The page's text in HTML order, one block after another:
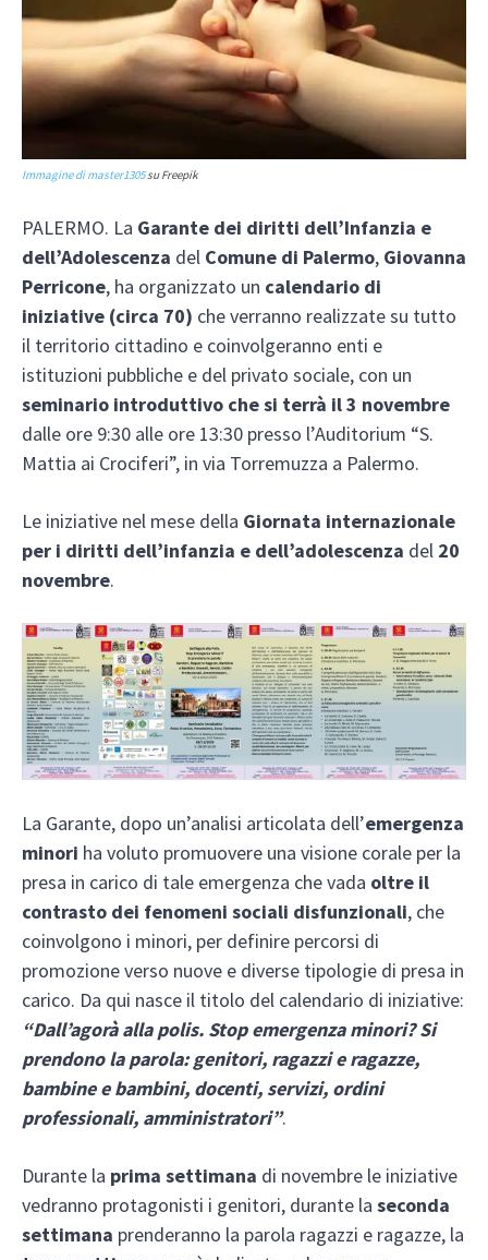
Immagine di master1305su Freepik
PALERMO. La Garante dei diritti dell’Infanzia e
dell’Adolescenza del Comune di Palermo, Giovanna
Perricone, ha organizzato un calendario di
iniziative (circa 70) che verranno realizzate su tutto
il territorio cittadino e coinvolgeranno enti e
istituzioni pubbliche e del privato sociale, con un
seminario introduttivo che si terrà il 3 novembre
dalle ore 9:30 alle ore 13:30 presso l’Auditorium “S.
Mattia ai Crociferi”, in via Torremuzza a Palermo.
Le iniziative nel mese della Giornata internazionale
per i diritti dell’infanzia e dell’adolescenza del 20
novembre.
La Garante, dopo un’analisi articolata dell’emergenza
minori ha voluto promuovere una visione corale per la
presa in carico di tale emergenza che vada oltre il
contrasto dei fenomeni sociali disfunzionali, che
coinvolgono i minori, per definire percorsi di
promozione verso nuove e diverse tipologie di presa in
carico. Da qui nasce il titolo del calendario di iniziative:
“Dall’agorà alla polis. Stop emergenza minori? Si
prendono la parola: genitori, ragazzi e ragazze,
bambine e bambini, docenti, servizi, ordini
professionali, amministratori”.
Durante la prima settimana di novembre le iniziative
vedranno protagonisti i genitori, durante la seconda
settimana prenderanno la parola ragazzi e ragazze, la